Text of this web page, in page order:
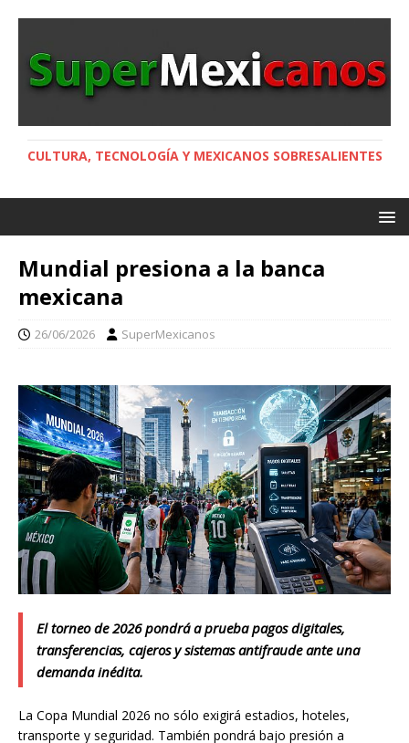
CULTURA, TECNOLOGÍA Y MEXICANOS SOBRESALIENTES
Mundial presiona a la banca
mexicana
26/06/2026 SuperMexicanos
El torneo de 2026 pondrá a prueba pagos digitales,
transferencias, cajeros y sistemas antifraude ante una
demanda inédita.
La Copa Mundial 2026 no sólo exigirá estadios, hoteles,
transporte y seguridad. También pondrá bajo presión a